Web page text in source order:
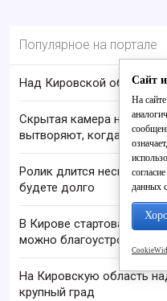
Популярное на портале
Над Кировской
Скрытая камера на
вытворяют, когда их не
Ролик длится несколько
будете долго
В Кирове стартовал
можно благоустроить
На Кировскую область
крупный град
Сайт
На
данных